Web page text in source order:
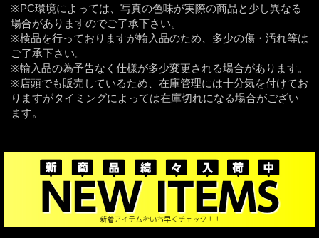
※PC環境によっては、写真の色味が実際の商品と少し異なる
場合がありますのでご了承下さい。
※検品を行っておりますが輸入品のため、多少の傷・汚れ等は
ご了承下さい。
※輸入品の為予告なく仕様が多少変更される場合があります。
※店頭でも販売しているため、在庫管理には十分気を付けてお
りますがタイミングによっては在庫切れになる場合がござい
ます。